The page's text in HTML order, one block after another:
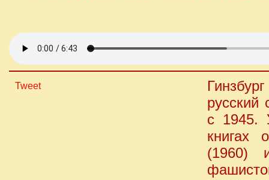
Tweet
русский
с 1945.
книгах
(1960)